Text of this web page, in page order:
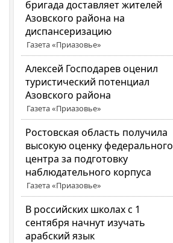
бригада доставляет жителей
Азовского района на
диспансеризацию
Газета «Приазовье»
Алексей Господарев оценил
туристический потенциал
Азовского района
Газета «Приазовье»
Ростовская область получила
высокую оценку федерального
центра за подготовку
наблюдательного корпуса
Газета «Приазовье»
В российских школах с 1
сентября начнут изучать
арабский язык